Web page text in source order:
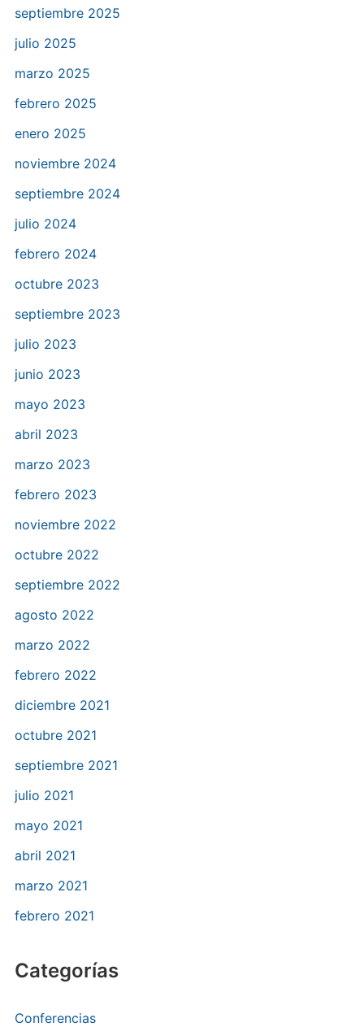
septiembre 2025
julio 2025
marzo 2025
febrero 2025
enero 2025
noviembre 2024
septiembre 2024
julio 2024
febrero 2024
octubre 2023
septiembre 2023
julio 2023
junio 2023
mayo 2023
abril 2023
marzo 2023
febrero 2023
noviembre 2022
octubre 2022
septiembre 2022
agosto 2022
marzo 2022
febrero 2022
diciembre 2021
octubre 2021
septiembre 2021
julio 2021
mayo 2021
abril 2021
marzo 2021
febrero 2021
Categorías
Conferencias